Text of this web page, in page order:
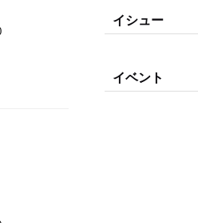
イシュー
イベント